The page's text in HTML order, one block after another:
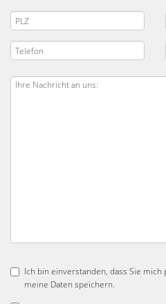
Ich bin einverstanden, dass Sie
meine Daten speichern.